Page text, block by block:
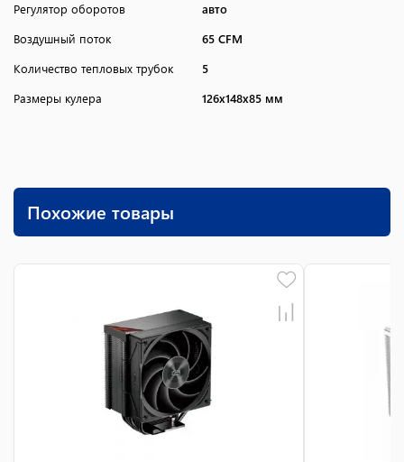
Регулятор оборотов
авто
Воздушный поток
65 CFM
Количество тепловых трубок
5
Размеры кулера
126x148x85 мм
Похожие товары